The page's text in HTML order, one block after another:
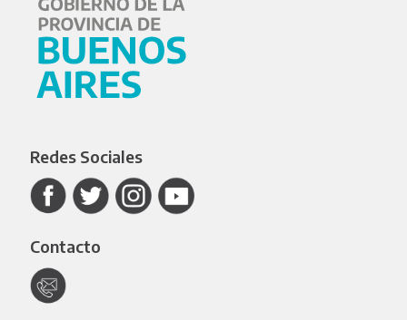
Redes Sociales
Contacto